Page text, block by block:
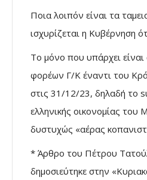
Ποια λοιπόν είναι τα
ισχυρίζεται η Κυβέρνηση
Το μόνο που υπάρχει είναι
φορέων Γ/Κ έναντι του
στις 31/12/23, δηλαδή το
ελληνικής οικονομίας του
δυστυχώς «αέρας
* Άρθρο του Πέτρου
δημοσιεύτηκε στην